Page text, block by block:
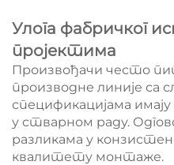
Улога фабричког
пројектима
Произвођачи често
производне линије са
спецификацијама
у стварном раду.
разликама у
квалитету монтаже.